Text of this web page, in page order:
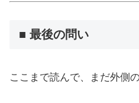
■ 最後の問い
ここまで読んで、まだ外側